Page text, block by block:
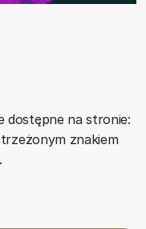
dostępne na stronie:
znakiem